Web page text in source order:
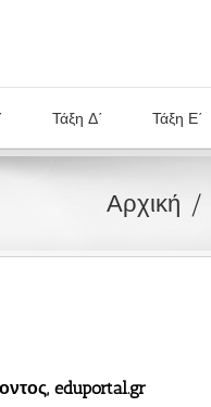
Τάξη Δ΄ Τάξη Ε΄
Αρχική
eduportal.gr